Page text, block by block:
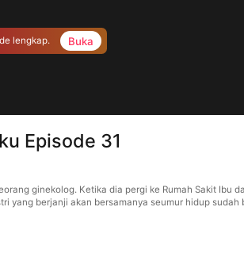
lengkap. Buka
Episode 31
ginekolog. Ketika dia pergi ke Rumah Sakit
yang berjanji akan bersamanya seumur hidup